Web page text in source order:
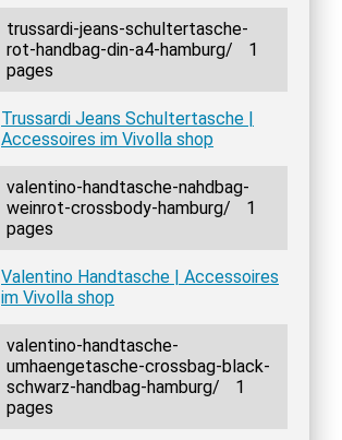
trussardi-jeans-schultertasche-
rot-handbag-din-a4-hamburg/
1
pages
Trussardi Jeans Schultertasche |
Accessoires im Vivolla shop
valentino-handtasche-nahdbag-
weinrot-crossbody-hamburg/
1
pages
Valentino Handtasche | Accessoires
im Vivolla shop
valentino-handtasche-
umhaengetasche-crossbag-black-
schwarz-handbag-hamburg/
1
pages